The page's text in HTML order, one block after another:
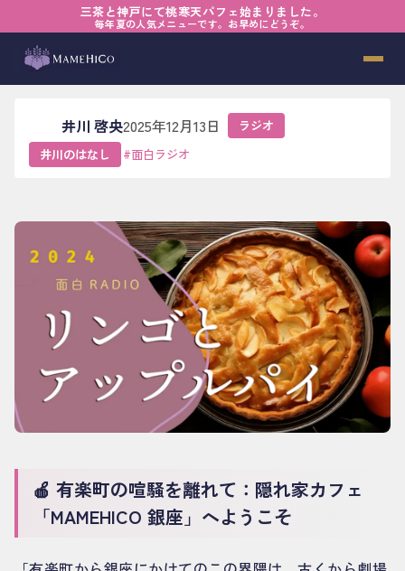
三茶と神戸にて桃寒天パフェ始まりました。
毎年夏の人気メニューです。お早めにどうぞ。
ブログ› ラジオ› 【面白ラジオ】リンゴとアップルパイ
【面白ラジオ】リンゴとアップルパイ
井川 啓央2025年12月13日
ラジオ
井川のはなし
#面白ラジオ
🍎 有楽町の喧騒を離れて：隠れ家カフェ
「MAMEHICO 銀座」へようこそ